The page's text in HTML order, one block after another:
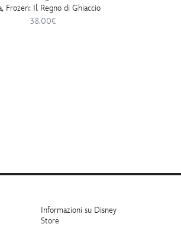
Frozen: Il Regno di Ghiaccio
38.00€
Informazioni su Disney
Store